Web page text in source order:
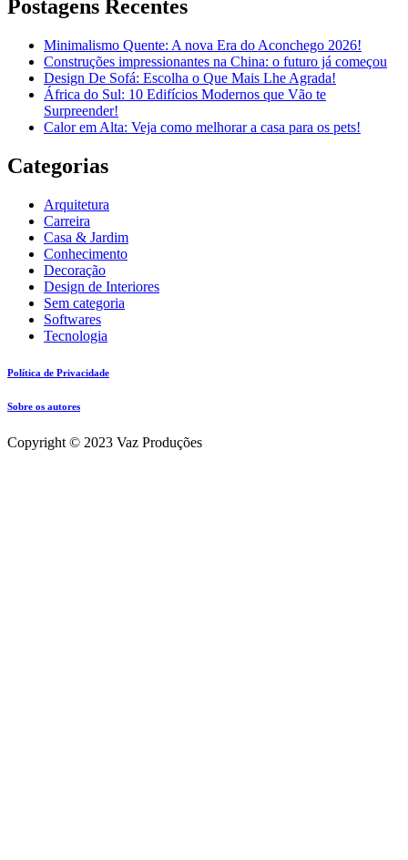
Postagens Recentes
Minimalismo Quente: A nova Era do Aconchego 2026!
Construções impressionantes na China: o futuro já começou
Design De Sofá: Escolha o Que Mais Lhe Agrada!
África do Sul: 10 Edifícios Modernos que Vão te
Surpreender!
Calor em Alta: Veja como melhorar a casa para os pets!
Categorias
Arquitetura
Carreira
Casa & Jardim
Conhecimento
Decoração
Design de Interiores
Sem categoria
Softwares
Tecnologia
Política de Privacidade
Sobre os autores
Copyright © 2023 Vaz Produções